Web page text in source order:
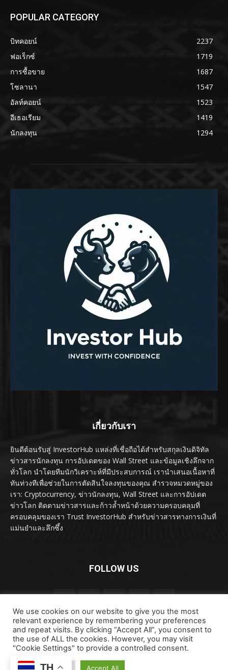
POPULAR CATEGORY
บิทคอยน์
2237
ฟอเร็กซ์
1719
การซื้อขาย
1687
โซลานา
1547
อัลท์คอยน์
1523
อีเธอเรียม
1419
นักลงทุน
1294
เกี่ยวกับเรา
ยินดีต้อนรับสู่ InvestorHub แหล่งที่เชื่อถือได้สำหรับสกุลเงินดิจิทัล
ข่าวสารนักลงทุน การอัปเดตของ Wall Street และข้อมูลเชิงลึกจาก
ทั่วโลก นำโดยทีมนักวิเคราะห์ที่มีประสบการณ์ เรานำเสนอเนื้อหาที่
ทันท่วงทีเพื่อช่วยในการตัดสินใจลงทุนของคุณ สำรวจหมวดหมู่ของ
เรา: Cryptocurrency, ข่าวนักลงทุน, Wall Street และการอัปเดต
ข่าวโลก ติดตามข่าวสารและก้าวล้ำหน้าด้วยความครอบคลุมที่
ครอบคลุมของเรา Trust InvestorHub สำหรับข่าวสารทางการเงินที่
แม่นยำและลึกซึ้ง
FOLLOW US
ลิขสิทธิ์ © ลิขสิทธิ์ 2024 investorhub.click สงวนลิขสิทธิ์
We use cookies on our website to give you the most
relevant experience by remembering your preferences
and repeat visits. By clicking “Accept All”, you consent to
the use of ALL the cookies. However, you may visit
"Cookie Settings" to provide a controlled consent.
Cookie Settings Accept All
TH